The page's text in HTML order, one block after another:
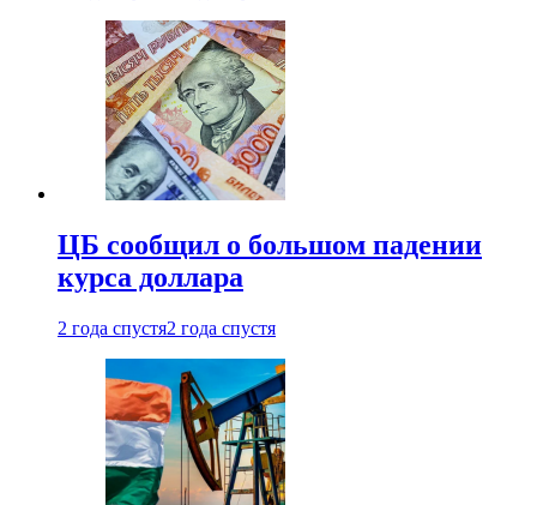
ЦБ сообщил о большом падении
курса доллара
2 года спустя2 года спустя